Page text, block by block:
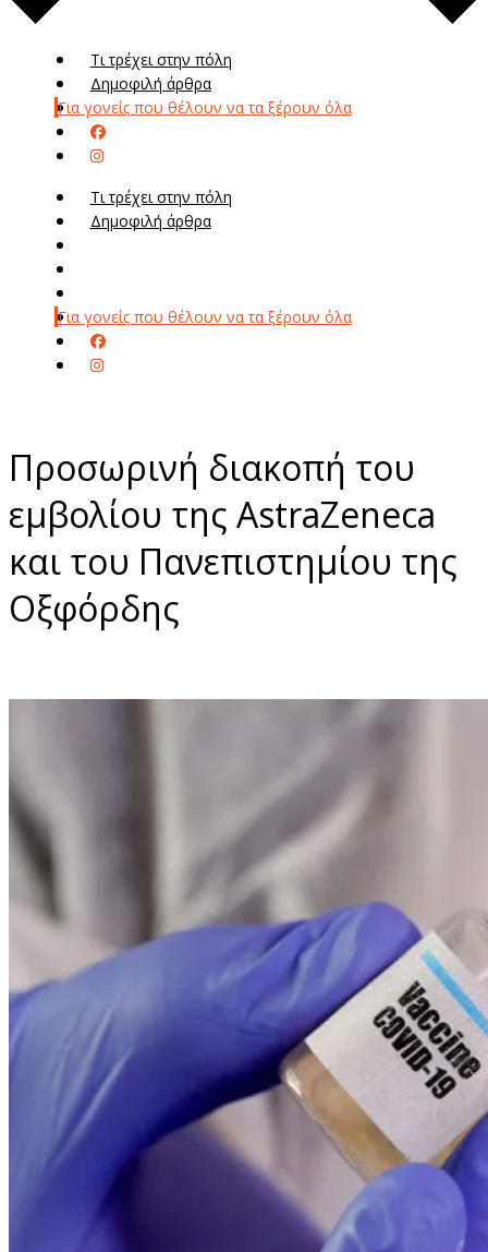
Τι τρέχει στην πόλη
Δημοφιλή άρθρα
Για γονείς που θέλουν να τα ξέρουν όλα
Τι τρέχει στην πόλη
Δημοφιλή άρθρα
Για γονείς που θέλουν να τα ξέρουν όλα
Προσωρινή διακοπή του
εμβολίου της AstraZeneca
και του Πανεπιστημίου της
Οξφόρδης